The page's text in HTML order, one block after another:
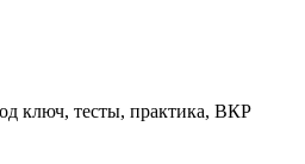
ключ, тесты, практика, ВКР